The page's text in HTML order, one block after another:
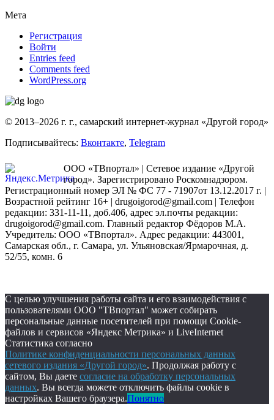
Мета
Регистрация
Войти
Entries feed
Comments feed
WordPress.org
© 2013–2026 г. г., самарский интернет-журнал «Другой город»
Подписывайтесь: Вконтакте, Telegram
ООО «ТВпортал» | Сетевое издание «Другой
город». Зарегистрировано Роскомнадзором.
Регистрационный номер ЭЛ № ФС 77 - 71907от 13.12.2017 г. |
Возрастной рейтинг 16+ | drugoigorod@gmail.com | Телефон
редакции: 331-11-11, доб.406, адрес эл.почты редакции:
drugoigorod@gmail.com. Главный редактор Фёдоров М.А.
Учредитель: ООО «ТВпортал». Адрес редакции: 443001,
Самарская обл., г. Самара, ул. Ульяновская/Ярмарочная, д.
52/55, комн. 6
С целью улучшения работы сайта и его взаимодействия с
пользователями ООО "ТВпортал" может собирать
персональные данные посетителей при помощи Cookie-
файлов и сервисов «Яндекс Метрика» и LiveInternet
Статистика согласно
Политике конфиденциальности персональных данных
сетевого издания «Другой город». Продолжая работу с
сайтом, Вы даете согласие на обработку персональных
данных. Вы всегда можете отключить файлы cookie в
настройках Вашего браузера.Понятно